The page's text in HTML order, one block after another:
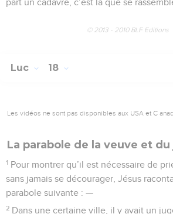
part un cadavre, c’est là que se
© 2013 - 2010 BLF Editions
Luc 18
Les vidéos ne sont pas disponibles aux USA et C
La parabole de la veuve et
1 Pour montrer qu’il est nécessaire de
sans jamais se décourager, Jésus
parabole suivante : —
2 Dans une certaine ville, il y avait un